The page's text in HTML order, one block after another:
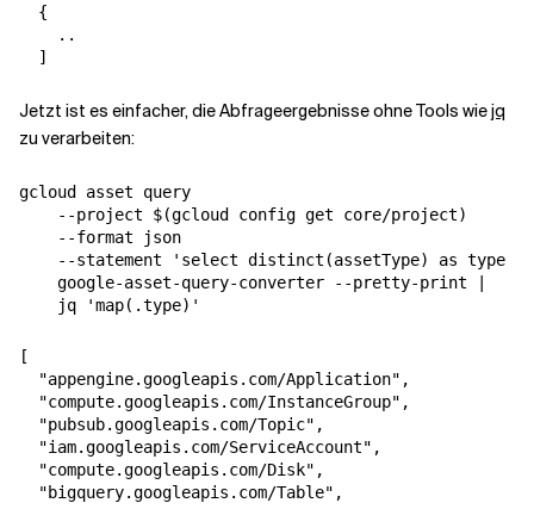
  {
    ..
Jetzt ist es einfacher, die Abfrageergebnisse ohne Tools wiejq
zu verarbeiten:
gcloud asset query
    --project $(gcloud config get core/project)
    --format json
--statement 'select distinct(assetType) as type
    google-asset-query-converter --pretty-print |
[
  "appengine.googleapis.com/Application",
  "compute.googleapis.com/InstanceGroup",
  "pubsub.googleapis.com/Topic",
  "iam.googleapis.com/ServiceAccount",
  "compute.googleapis.com/Disk",
  "bigquery.googleapis.com/Table",